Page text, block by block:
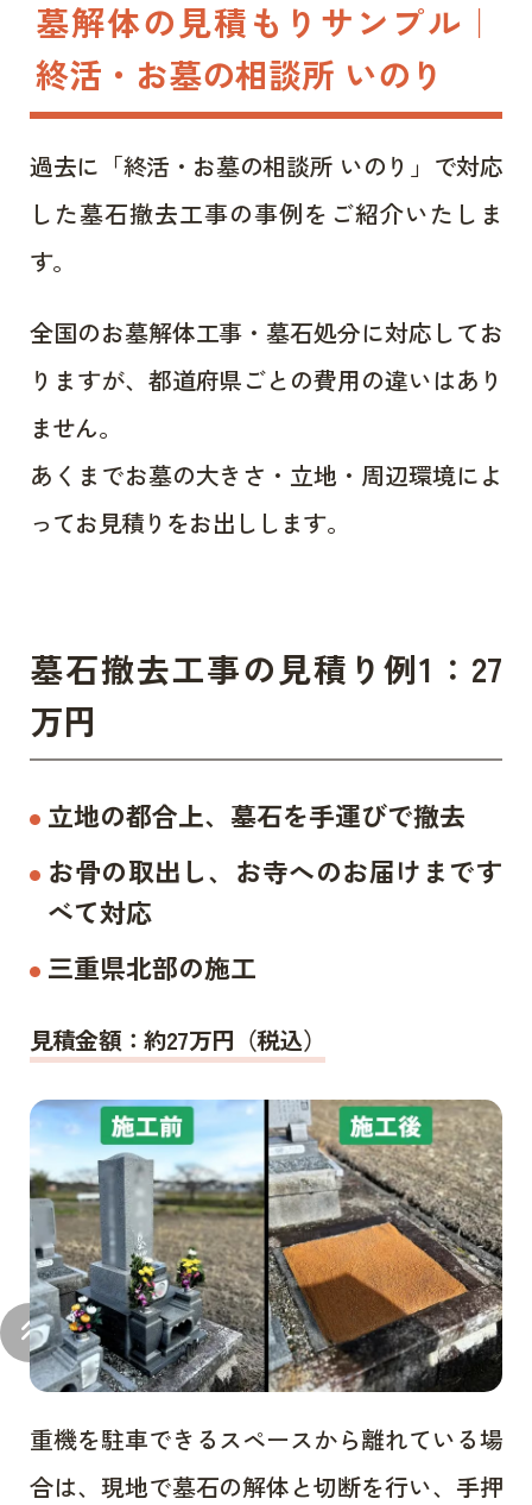
keyboard_double_arrow_up
墓解体の見積もりサンプル｜
終活・お墓の相談所 いのり
過去に「終活・お墓の相談所 いのり」で対応
した墓石撤去工事の事例をご紹介いたしま
す。
全国のお墓解体工事・墓石処分に対応してお
りますが、都道府県ごとの費用の違いはあり
ません。
あくまでお墓の大きさ・立地・周辺環境によ
ってお見積りをお出しします。
墓石撤去工事の見積り例1：27
万円
立地の都合上、墓石を手運びで撤去
お骨の取出し、お寺へのお届けまです
べて対応
三重県北部の施工
見積金額：約27万円（税込）
重機を駐車できるスペースから離れている場
合は、現地で墓石の解体と切断を行い、手押